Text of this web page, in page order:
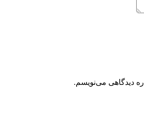
دیدگاهی می‌نویسم.